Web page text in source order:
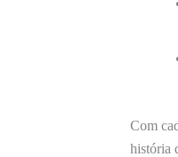
Com
história